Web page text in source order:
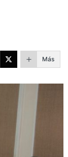
Más